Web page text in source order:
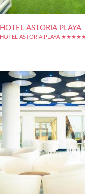
HOTEL ASTORIA PLAYA
HOTEL ASTORIA PLAYA